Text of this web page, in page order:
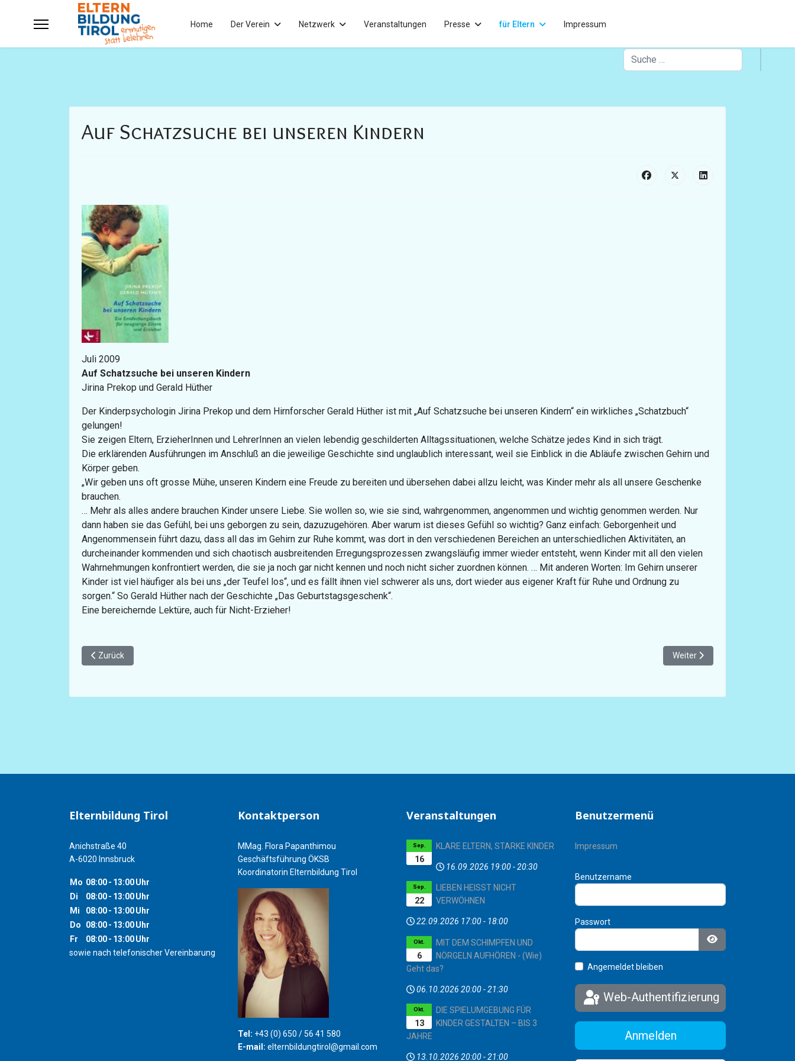
Home Der Verein Netzwerk Veranstaltungen Presse für Eltern Impressum
Suchen
Auf Schatzsuche bei unseren Kindern
Juli 2009
Auf Schatzsuche bei unseren Kindern
Jirina Prekop und Gerald Hüther
Der Kinderpsychologin Jirina Prekop und dem Hirnforscher Gerald Hüther ist mit „Auf Schatzsuche bei unseren Kindern“ ein wirkliches „Schatzbuch“
gelungen!
Sie zeigen Eltern, ErzieherInnen und LehrerInnen an vielen lebendig geschilderten Alltagssituationen, welche Schätze jedes Kind in sich trägt.
Die erklärenden Ausführungen im Anschluß an die jeweilige Geschichte sind unglaublich interessant, weil sie Einblick in die Abläufe zwischen Gehirn und
Körper geben.
„Wir geben uns oft grosse Mühe, unseren Kindern eine Freude zu bereiten und übersehen dabei allzu leicht, was Kinder mehr als all unsere Geschenke
brauchen.
… Mehr als alles andere brauchen Kinder unsere Liebe. Sie wollen so, wie sie sind, wahrgenommen, angenommen und wichtig genommen werden. Nur
dann haben sie das Gefühl, bei uns geborgen zu sein, dazuzugehören. Aber warum ist dieses Gefühl so wichtig? Ganz einfach: Geborgenheit und
Angenommensein führt dazu, dass all das im Gehirn zur Ruhe kommt, was dort in den verschiedenen Bereichen an unterschiedlichen Aktivitäten, an
durcheinander kommenden und sich chaotisch ausbreitenden Erregungsprozessen zwangsläufig immer wieder entsteht, wenn Kinder mit all den vielen
Wahrnehmungen konfrontiert werden, die sie ja noch gar nicht kennen und noch nicht sicher zuordnen können. … Mit anderen Worten: Im Gehirn unserer
Kinder ist viel häufiger als bei uns „der Teufel los“, und es fällt ihnen viel schwerer als uns, dort wieder aus eigener Kraft für Ruhe und Ordnung zu
sorgen.“ So Gerald Hüther nach der Geschichte „Das Geburtstagsgeschenk“.
Eine bereichernde Lektüre, auch für Nicht-Erzieher!
Vorheriger Beitrag: Und ich war nie in der Schule
Zurück Nächster Beitrag: Warum unsere
Weiter
Elternbildung Tirol
Anichstraße 40
A-6020 Innsbruck
Mo 08:00- 13:00Uhr
Di
08:00- 13:00Uhr
Mi
08:00- 13:00Uhr
Do
08:00- 13:00Uhr
Fr
08:00- 13:00Uhr
sowie nach telefonischer Vereinbarung
Kontaktperson
MMag. Flora Papanthimou
Geschäftsführung ÖKSB
Koordinatorin Elternbildung Tirol
Tel: +43 (0) 650 / 56 41 580
E-mail: elternbildungtirol@gmail.com
Veranstaltungen
16
Sep. KLARE ELTERN, STARKE KINDER
16.09.2026 19:00-20:30
22
Sep.
LIEBEN HEISST NICHT
VERWÖHNEN
22.09.2026 17:00- 18:00
6
Okt.
MIT DEM SCHIMPFEN UND
NÖRGELN AUFHÖREN - (Wie)
Geht das?
06.10.2026 20:00-21:30
13
Okt.
DIE SPIELUMGEBUNG FÜR
KINDER GESTALTEN – BIS 3
JAHRE
13.10.2026 20:00-21:00
Benutzermenü
Impressum
Benutzername
Passwort
Passwort anzeigen
Angemeldet bleiben
Web-Authentifizierung
Anmelden